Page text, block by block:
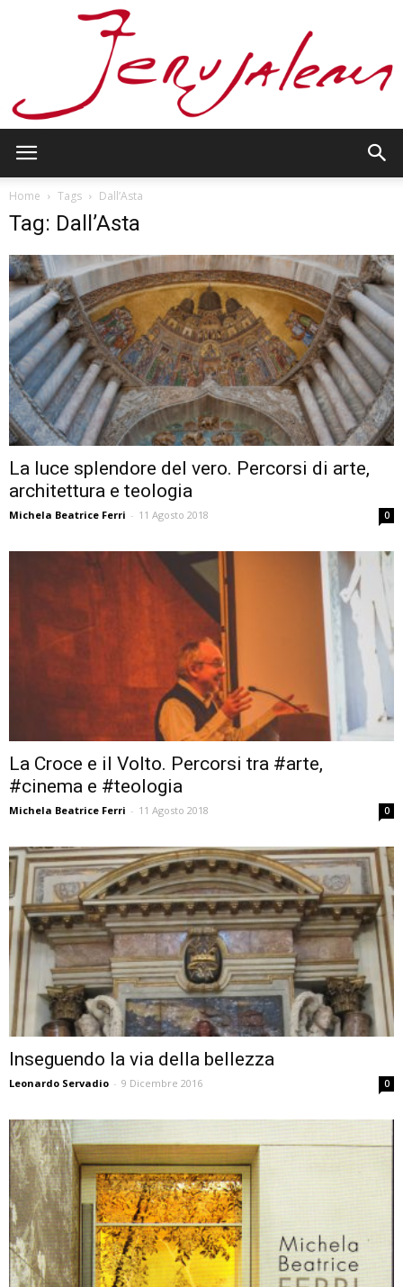
Home Tags Dall’Asta
Tag: Dall’Asta
La luce splendore del vero. Percorsi di arte,
architettura e teologia
Michela Beatrice Ferri - 11 Agosto 2018 0
La Croce e il Volto. Percorsi tra #arte,
#cinema e #teologia
Michela Beatrice Ferri - 11 Agosto 2018 0
Inseguendo la via della bellezza
Leonardo Servadio - 9 Dicembre 2016 0